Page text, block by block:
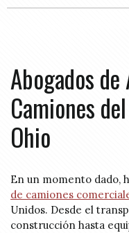
m
Abogados
Camiones
Ohio
En un momento dado,
de camiones
Unidos. Desde el
construcción hasta